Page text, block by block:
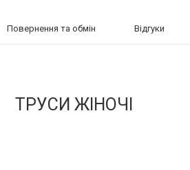
Повернення та обмін Відгуки
ТРУСИ ЖІНОЧІ